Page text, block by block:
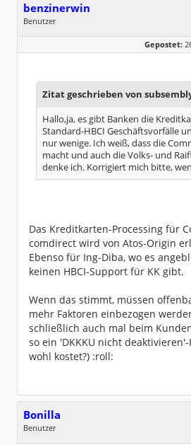
benzinerwin
Benutzer
Geschlecht:
keine Angabe
Dabei seit:
09 / 2008
Gepostet:
Zitat geschrieben von
Hallo,ja, es gibt Banken die
Standard-HBCI Geschäftsvorfälle
nur wenige. Ich weiß, dass die
macht und auch die Volks- und
denke ich. Korrigiert mich bitte,
Das Kreditkarten-Processing für
comdirect wird von Atos-Origin
Ebenso für Ing-Diba, wo es
keinen HBCI-Support für KK gibt.
Wenn das stimmt, müssen
mehr Faktoren einbezogen
schließlich auch mal beim
so ein 'DKKKU nicht
wohl kostet?) :roll:
Bonilla
Benutzer